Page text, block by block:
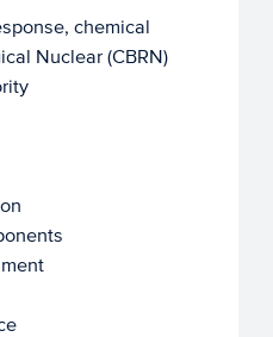
chemical
Nuclear (CBRN)